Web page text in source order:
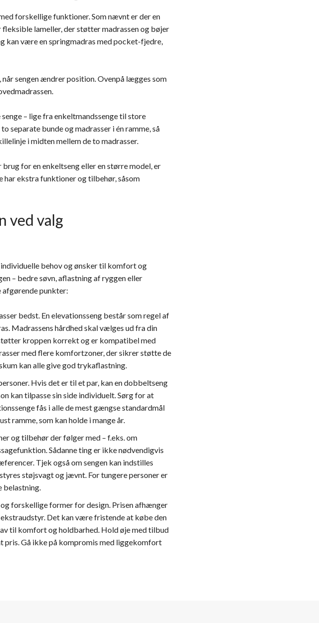
forskellige funktioner. Som nævnt er der en
lameller, der støtter madrassen og bøjer
kan være en springmadras med pocket-fjedre,
sengen ændrer position. Ovenpå lægges som
– lige fra enkeltmandssenge til store
separate bunde og madrasser i én ramme, så
i midten mellem de to madrasser.
for en enkeltseng eller en større model, er
ekstra funktioner og tilbehør, såsom
ved valg
behov og ønsker til komfort og
– bedre søvn, aflastning af ryggen eller
punkter:
bedst. En elevationsseng består som regel af
Madrassens hårdhed skal vælges ud fra din
kroppen korrekt og er kompatibel med
med flere komfortzoner, der sikrer støtte de
kan alle give god trykaflastning.
Hvis det er til et par, kan en dobbeltseng
kan tilpasse sin side individuelt. Sørg for at
fås i alle de mest gængse standardmål
ramme, som kan holde i mange år.
og tilbehør der følger med – f.eks. om
Sådanne ting er ikke nødvendigvis
Tjek også om sengen kan indstilles
støjsvagt og jævnt. For tungere personer er
forskellige former for design. Prisen afhænger
Det kan være fristende at købe den
til komfort og holdbarhed. Hold øje med tilbud
pris. Gå ikke på kompromis med liggekomfort